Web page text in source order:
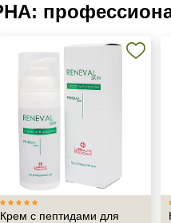
Крем с пептидами для